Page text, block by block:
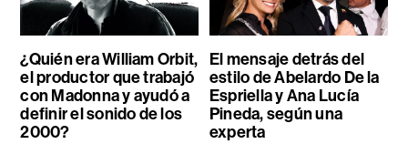
¿Quién era William Orbit,
el productor que trabajó
con Madonna y ayudó a
definir el sonido de los
2000?
El mensaje detrás del
estilo de Abelardo De la
Espriella y Ana Lucía
Pineda, según una
experta